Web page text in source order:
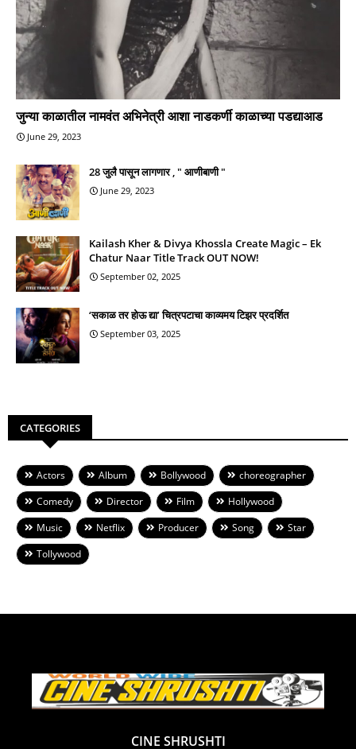
जुन्या काळातील नामवंत अभिनेत्री आशा नाडकर्णी काळाच्या पडद्याआड
June 29, 2023
28 जुलै पासून लागणार , " आणीबाणी "
June 29, 2023
Kailash Kher & Divya Khossla Create Magic – Ek
Chatur Naar Title Track OUT NOW!
September 02, 2025
‘सकाळ तर होऊ द्या’ चित्रपटाचा काव्यमय टिझर प्रदर्शित
September 03, 2025
CATEGORIES
Actors Album Bollywood
choreographer
Comedy
Director Film
Hollywood
Music
Netflix Producer Song
Star
Tollywood
CINE SHRUSHTI